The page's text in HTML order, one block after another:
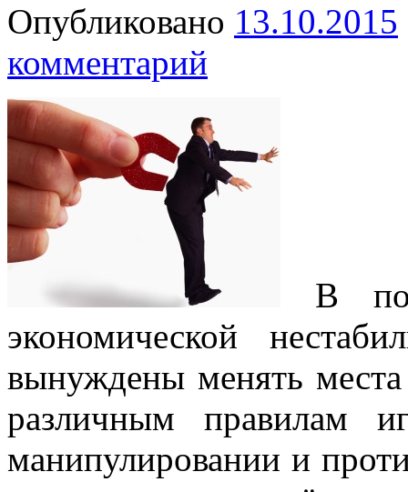
Опубликовано 13.10.2015
комментарий
В
экономической
вынуждены менять места
различным правилам
манипулировании и